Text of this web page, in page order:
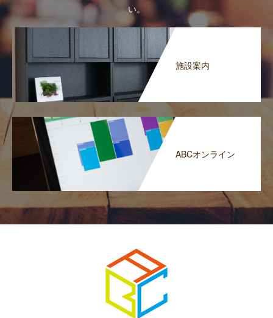
い。
施設案内
ABCオンライン